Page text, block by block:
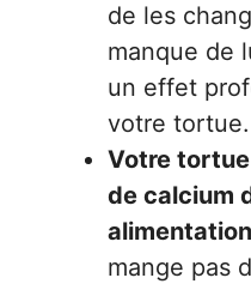
de les
manque de
un effet
votre tortue.
Votre
de calcium
alimentation
mange pas